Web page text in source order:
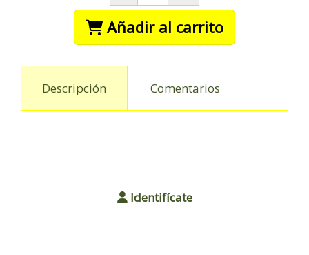
Añadir al carrito
Descripción Comentarios
Identifícate